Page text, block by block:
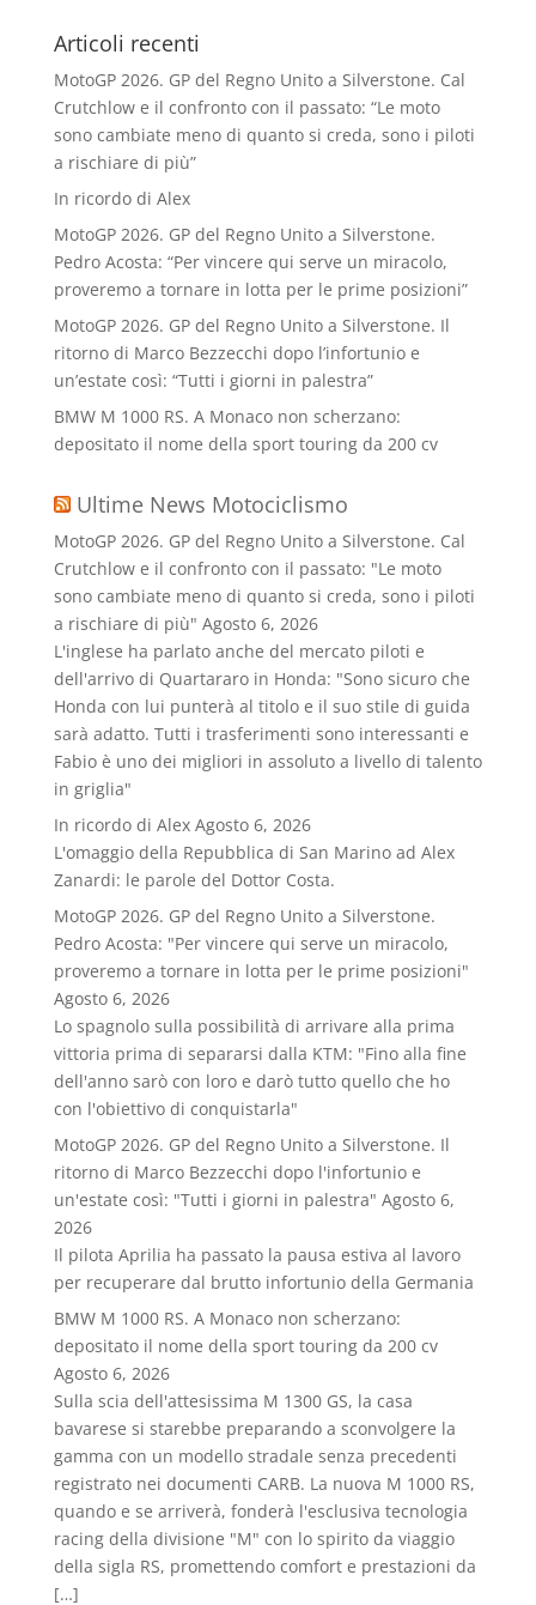
Articoli recenti
MotoGP 2026. GP del Regno Unito a Silverstone. Cal
Crutchlow e il confronto con il passato: “Le moto
sono cambiate meno di quanto si creda, sono i piloti
a rischiare di più”
In ricordo di Alex
MotoGP 2026. GP del Regno Unito a Silverstone.
Pedro Acosta: “Per vincere qui serve un miracolo,
proveremo a tornare in lotta per le prime posizioni”
MotoGP 2026. GP del Regno Unito a Silverstone. Il
ritorno di Marco Bezzecchi dopo l’infortunio e
un’estate così: “Tutti i giorni in palestra”
BMW M 1000 RS. A Monaco non scherzano:
depositato il nome della sport touring da 200 cv
Ultime News Motociclismo
MotoGP 2026. GP del Regno Unito a Silverstone. Cal
Crutchlow e il confronto con il passato: "Le moto
sono cambiate meno di quanto si creda, sono i piloti
a rischiare di più" Agosto 6, 2026
L'inglese ha parlato anche del mercato piloti e
dell'arrivo di Quartararo in Honda: "Sono sicuro che
Honda con lui punterà al titolo e il suo stile di guida
sarà adatto. Tutti i trasferimenti sono interessanti e
Fabio è uno dei migliori in assoluto a livello di talento
in griglia"
In ricordo di Alex Agosto 6, 2026
L'omaggio della Repubblica di San Marino ad Alex
Zanardi: le parole del Dottor Costa.
MotoGP 2026. GP del Regno Unito a Silverstone.
Pedro Acosta: "Per vincere qui serve un miracolo,
proveremo a tornare in lotta per le prime posizioni"
Agosto 6, 2026
Lo spagnolo sulla possibilità di arrivare alla prima
vittoria prima di separarsi dalla KTM: "Fino alla fine
dell'anno sarò con loro e darò tutto quello che ho
con l'obiettivo di conquistarla"
MotoGP 2026. GP del Regno Unito a Silverstone. Il
ritorno di Marco Bezzecchi dopo l'infortunio e
un'estate così: "Tutti i giorni in palestra" Agosto 6,
2026
Il pilota Aprilia ha passato la pausa estiva al lavoro
per recuperare dal brutto infortunio della Germania
BMW M 1000 RS. A Monaco non scherzano:
depositato il nome della sport touring da 200 cv
Agosto 6, 2026
Sulla scia dell'attesissima M 1300 GS, la casa
bavarese si starebbe preparando a sconvolgere la
gamma con un modello stradale senza precedenti
registrato nei documenti CARB. La nuova M 1000 RS,
quando e se arriverà, fonderà l'esclusiva tecnologia
racing della divisione "M" con lo spirito da viaggio
della sigla RS, promettendo comfort e prestazioni da
[…]